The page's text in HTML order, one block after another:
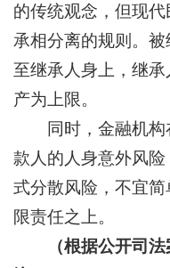
的传统观念，但现
承相分离的规则。
至继承人身上，继
产为上限。
同时，金融机构
款人的人身意外风
式分散风险，不宜
限责任之上。
（根据公开司